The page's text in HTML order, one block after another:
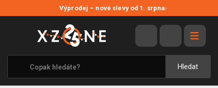
Výprodej – nové slevy od 1. srpna›
Hledat
VÝPRODEJ
VIDEOHRY
XZONE ORIGINALS
TÉMATIKY